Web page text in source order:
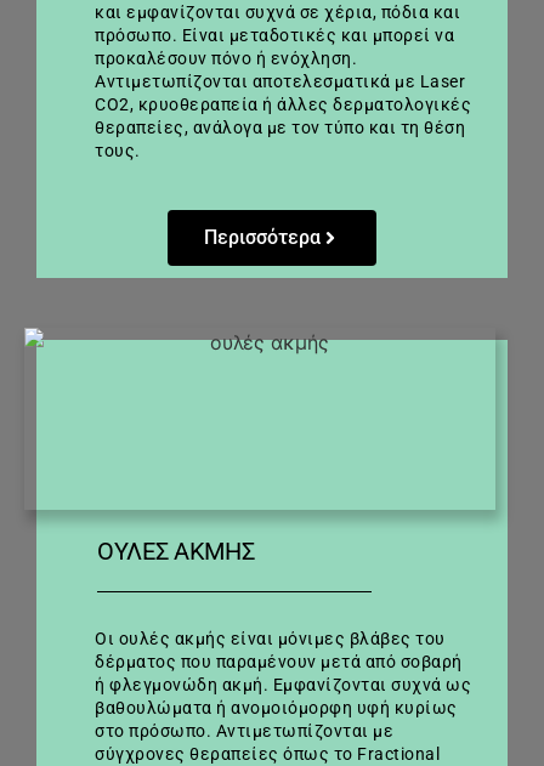
και εμφανίζονται συχνά σε χέρια, πόδια και
πρόσωπο. Είναι μεταδοτικές και μπορεί να
προκαλέσουν πόνο ή ενόχληση.
Αντιμετωπίζονται αποτελεσματικά με Laser
CO2, κρυοθεραπεία ή άλλες δερματολογικές
θεραπείες, ανάλογα με τον τύπο και τη θέση
τους.
Περισσότερα
ΟΥΛΈΣ ΑΚΜΉΣ
Οι ουλές ακμής είναι μόνιμες βλάβες του
δέρματος που παραμένουν μετά από σοβαρή
ή φλεγμονώδη ακμή. Εμφανίζονται συχνά ως
βαθουλώματα ή ανομοιόμορφη υφή κυρίως
στο πρόσωπο. Αντιμετωπίζονται με
σύγχρονες θεραπείες όπως το Fractional